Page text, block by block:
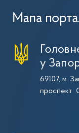
Мапа
у
69107, м.
проспект